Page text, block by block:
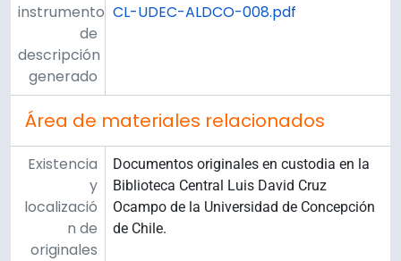
instrumento
de
descripción
generado
CL-UDEC-ALDCO-008.pdf
Área de materiales relacionados
Existencia
y
localizació
n de
originales
Documentos originales en custodia en la
Biblioteca Central Luis David Cruz
Ocampo de la Universidad de Concepción
de Chile.